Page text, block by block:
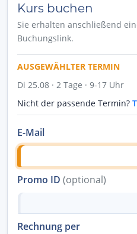
Kurs buchen
Sie erhalten anschließend
Buchungslink.
AUSGEWÄHLTER TERMIN
Di 25.08 · 2 Tage · 9-17 Uhr
Nicht der passende Termin?
E-Mail
Promo ID (optional)
Rechnung per